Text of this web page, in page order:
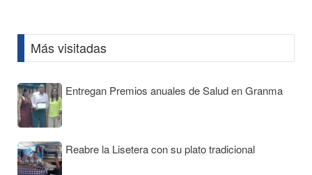
Más visitadas
Entregan Premios anuales de Salud en Granma
Reabre la Lisetera con su plato tradicional